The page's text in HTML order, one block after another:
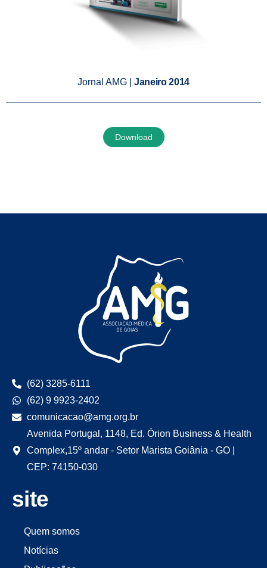
Jornal AMG | Janeiro 2014
Download
(62) 3285-6111
(62) 9 9923-2402
comunicacao@amg.org.br
Avenida Portugal, 1148, Ed. Órion Business & Health
Complex,15º andar - Setor Marista Goiânia - GO |
CEP: 74150-030
site
Quem somos
Notícias